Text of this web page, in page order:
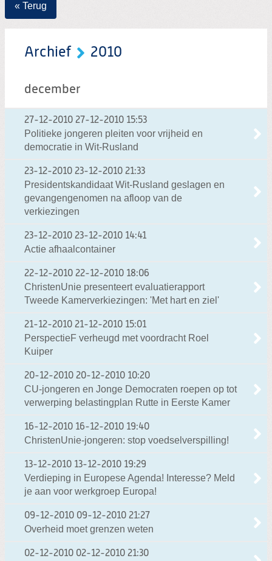
« Terug
Archief 2010
december
27-12-2010 27-12-2010 15:53
Politieke jongeren pleiten voor vrijheid en
democratie in Wit-Rusland
23-12-2010 23-12-2010 21:33
Presidentskandidaat Wit-Rusland geslagen en
gevangengenomen na afloop van de
verkiezingen
23-12-2010 23-12-2010 14:41
Actie afhaalcontainer
22-12-2010 22-12-2010 18:06
ChristenUnie presenteert evaluatierapport
Tweede Kamerverkiezingen: 'Met hart en ziel'
21-12-2010 21-12-2010 15:01
PerspectieF verheugd met voordracht Roel
Kuiper
20-12-2010 20-12-2010 10:20
CU-jongeren en Jonge Democraten roepen op tot
verwerping belastingplan Rutte in Eerste Kamer
16-12-2010 16-12-2010 19:40
ChristenUnie-jongeren: stop voedselverspilling!
13-12-2010 13-12-2010 19:29
Verdieping in Europese Agenda! Interesse? Meld
je aan voor werkgroep Europa!
09-12-2010 09-12-2010 21:27
Overheid moet grenzen weten
02-12-2010 02-12-2010 21:30